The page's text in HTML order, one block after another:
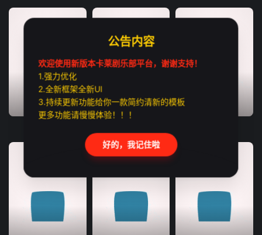
TC中字 HD中字
公告内容
欢迎使用新版本卡莱剧乐部平台，谢谢支持！
1.强力优化
2.全新框架全新UI
3.持续更新功能给你一款简约清新的模板
更多功能请慢慢体验！！！
好的，我记住啦